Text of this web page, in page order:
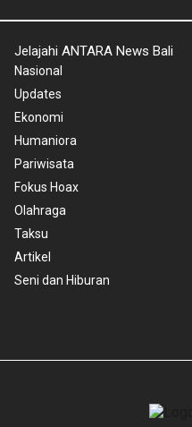
Jelajahi ANTARA News Bali
Nasional
Updates
Ekonomi
Humaniora
Pariwisata
Fokus Hoax
Olahraga
Taksu
Artikel
Seni dan Hiburan